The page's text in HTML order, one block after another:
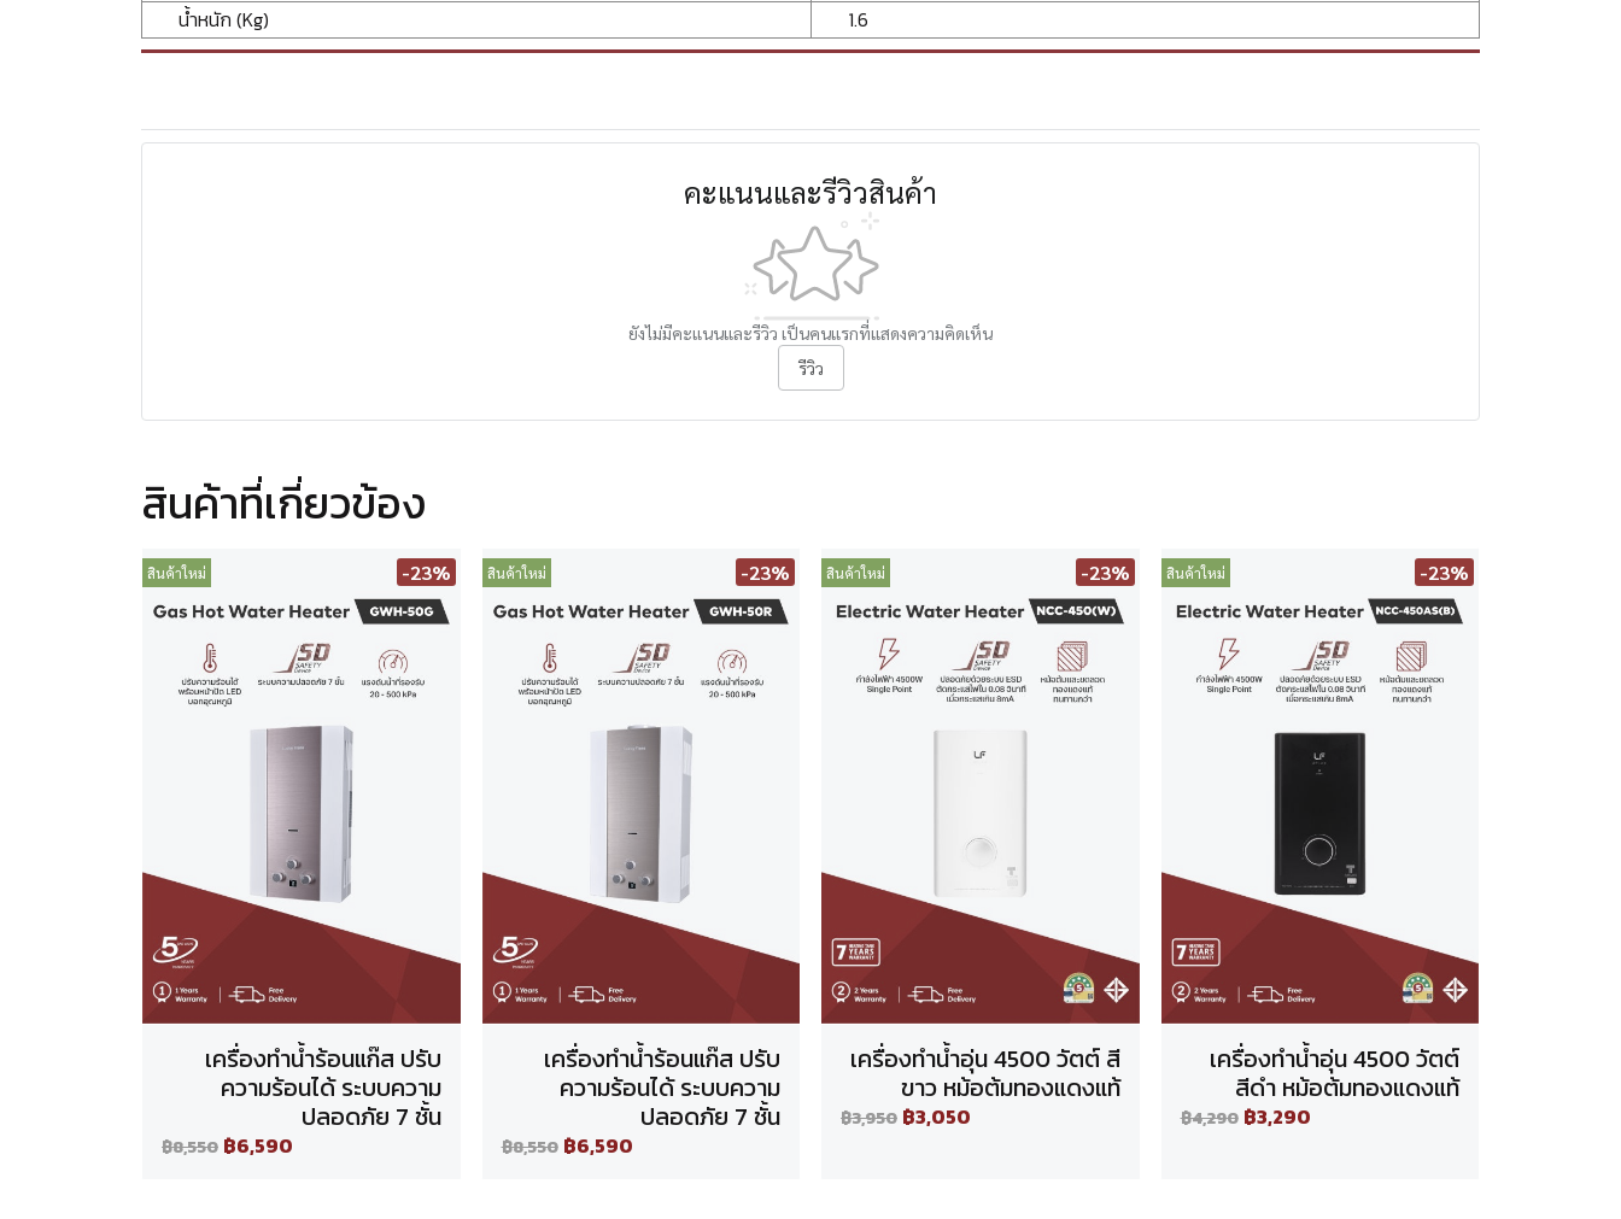
น้ำหนัก (Kg)
1.6
คะแนนและรีวิวสินค้า
ยังไม่มีคะแนนและรีวิว เป็นคนแรกที่แสดงความคิดเห็น
รีวิว
สินค้าที่เกี่ยวข้อง
สินค้าใหม่ -23%
เครื่องทำน้ำร้อนแก๊ส ปรับ
ความร้อนได้ ระบบความ
ปลอดภัย 7 ชั้น
฿8,550 ฿6,590
สินค้าใหม่ -23%
เครื่องทำน้ำร้อนแก๊ส ปรับ
ความร้อนได้ ระบบความ
ปลอดภัย 7 ชั้น
฿8,550 ฿6,590
สินค้าใหม่ -23%
เครื่องทำน้ำอุ่น 4500 วัตต์ สี
ขาว หม้อต้มทองแดงแท้
฿3,950 ฿3,050
สินค้าใหม่ -23%
เครื่องทำน้ำอุ่น 4500 วัตต์
สีดำ หม้อต้มทองแดงแท้
฿4,290 ฿3,290